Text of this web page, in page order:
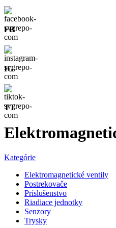
FB
IG
TT
Kategórie
Elektromagnetické ventily
Postrekovače
Príslušenstvo
Riadiace jednotky
Senzory
Trysky